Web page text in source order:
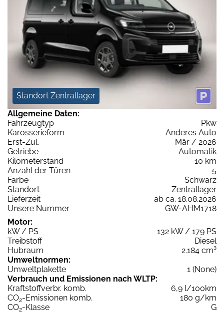
Standort Zentrallager
Allgemeine Daten:
Fahrzeugtyp
Pkw
Karosserieform
Anderes Auto
Erst-Zul.
Mär / 2026
Getriebe
Automatik
Kilometerstand
10 km
Anzahl der Türen
5
Farbe
Schwarz
Standort
Zentrallager
Lieferzeit
ab ca. 18.08.2026
Unsere Nummer
GW-AHM1718
Motor:
kW / PS
132 kW / 179 PS
Treibstoff
Diesel
Hubraum
2.184 cm³
Umweltnormen:
Umweltplakette
1 (None)
Verbrauch und Emissionen nach WLTP:
Kraftstoffverbr. komb.
6,9 l/100km
CO2-Emissionen komb.
180 g/km
CO2-Klasse G